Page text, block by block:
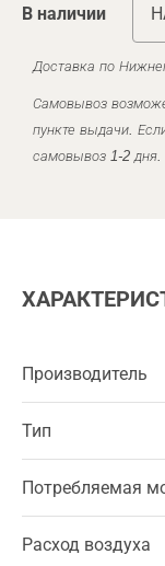
В наличии
Доставка по
Самовывоз
пункте выдачи.
самовывоз 1-2 дня.
Производитель
Тип
Потребляемая
Расход воздуха